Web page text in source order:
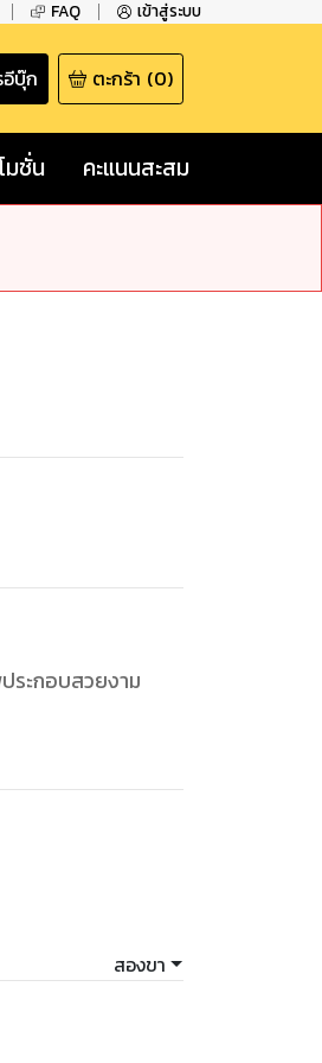
FAQ เข้าสู่ระบบ
บุ๊ก ตะกร้า (0)
มชั่น คะแนนสะสม
ระกอบสวยงาม
สองขา